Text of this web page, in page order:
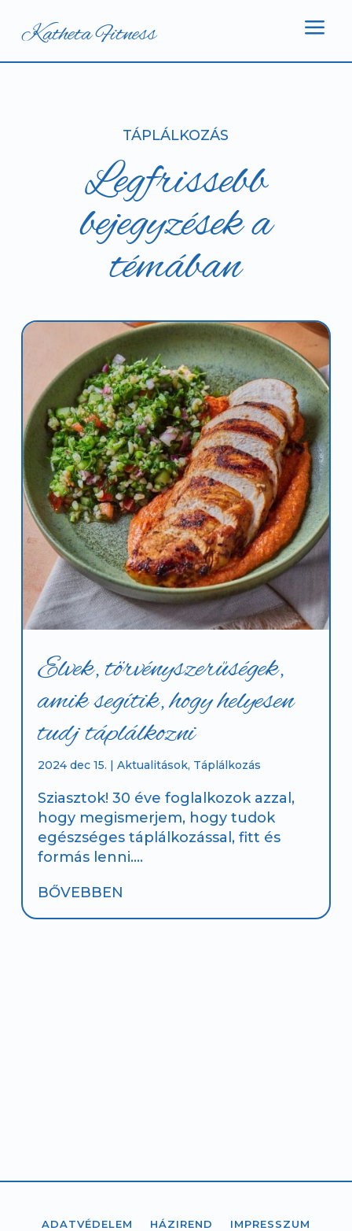
Katheta Fitness a
TÁPLÁLKOZÁS
Legfrissebb
bejegyzések a
témában
Elvek, törvényszerűségek,
amik segítik, hogy helyesen
tudj táplálkozni
2024 dec 15. | Aktualitások, Táplálkozás
Sziasztok! 30 éve foglalkozok azzal,
hogy megismerjem, hogy tudok
egészséges táplálkozással, fitt és
formás lenni....
BŐVEBBEN
ADATVÉDELEM HÁZIREND IMPRESSZUM